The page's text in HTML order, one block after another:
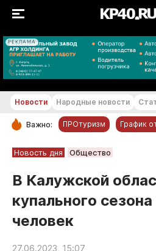
РЕКЛАМА
РУБРИКИ
Новости компаний
Статьи
Народные новости
Авто и транспорт
Новости Народные новости
Важно: ПРОтуризм График
Новость дня Общество
В Калужской
купального сезона
человек
27.06.2023, 15:07